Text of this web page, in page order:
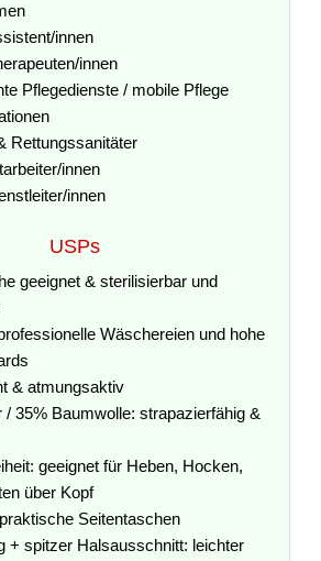
innen
innen
Pflegedienste / mobile Pflege
Rettungssanitäter
innen
innen
USPs
geeignet & sterilisierbar und
Wäschereien und hohe
& atmungsaktiv
/ 35% Baumwolle: strapazierfähig &
geeignet für Heben, Hocken,
über Kopf
Seitentaschen
+ spitzer Halsausschnitt: leichter